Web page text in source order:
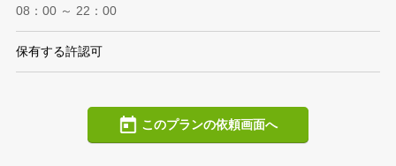
08：00 ～ 22：00
保有する許認可
このプランの依頼画面へ